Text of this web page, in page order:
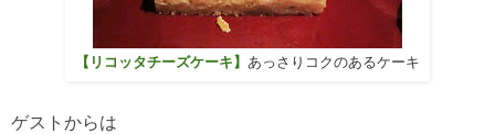
【リコッタチーズケーキ】 あっさりコクのあるケーキ
ゲストからは